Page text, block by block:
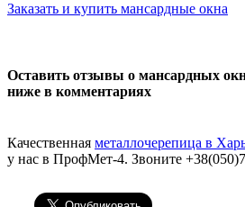
Заказать и купить мансардные окна
Оставить отзывы о мансардных
ниже в комментариях
Качественная металлочерепица в
у нас в ПрофМет-4. Звоните